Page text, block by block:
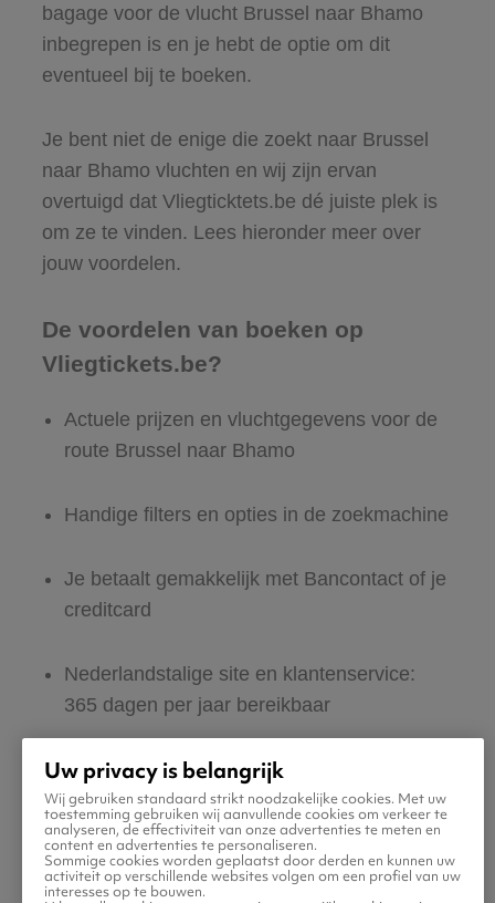
bagage voor de vlucht Brussel naar Bhamo
inbegrepen is en je hebt de optie om dit
eventueel bij te boeken.
Je bent niet de enige die zoekt naar Brussel
naar Bhamo vluchten en wij zijn ervan
overtuigd dat Vliegticktets.be dé juiste plek is
om ze te vinden. Lees hieronder meer over
jouw voordelen.
De voordelen van boeken op
Vliegtickets.be?
Actuele prijzen en vluchtgegevens voor de
route Brussel naar Bhamo
Handige filters en opties in de zoekmachine
Je betaalt gemakkelijk met Bancontact of je
creditcard
Nederlandstalige site en klantenservice:
365 dagen per jaar bereikbaar
Zeker van veilig boeken en betalen
Boek ook direct een hotel of huurauto voor
in Bhamo
Uw privacy is belangrijk
Wij gebruiken standaard strikt noodzakelijke cookies. Met uw
toestemming gebruiken wij aanvullende cookies om verkeer te
analyseren, de effectiviteit van onze advertenties te meten en
content en advertenties te personaliseren.
Sommige cookies worden geplaatst door derden en kunnen uw
activiteit op verschillende websites volgen om een profiel van uw
interesses op te bouwen.